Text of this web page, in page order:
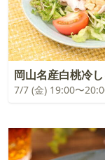
岡山名産白桃冷
7/7 (金) 19:00〜